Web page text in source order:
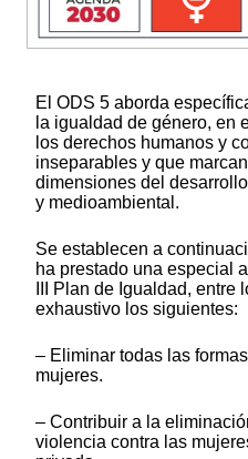
El ODS 5 aborda
la igualdad de género, en
los derechos humanos y
inseparables y que
dimensiones del
y medioambiental.
Se establecen a
ha prestado una especial
III Plan de Igualdad,
exhaustivo los siguientes:
‒ Eliminar todas las
mujeres.
‒ Contribuir a la
violencia contra las